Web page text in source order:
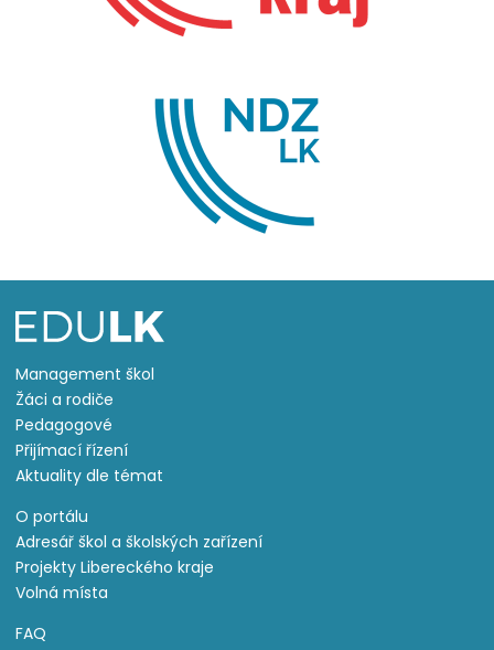
Management škol
Žáci a rodiče
Pedagogové
Přijímací řízení
Aktuality dle témat
O portálu
Adresář škol a školských zařízení
Projekty Libereckého kraje
Volná místa
FAQ